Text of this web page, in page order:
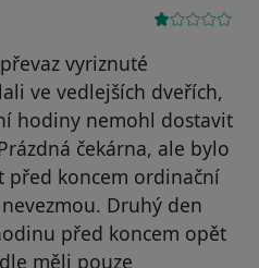
vyriznuté
ve vedlejších dveřích,
hodiny nemohl dostavit
čekárna, ale bylo
před koncem ordinační
Druhý den
před koncem opět
měli pouze